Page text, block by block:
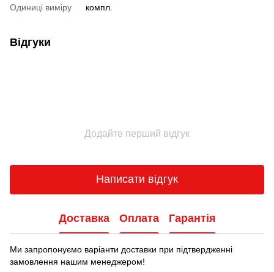
Одиниці виміру компл.
Відгуки
Додайте перший відгук
Написати відгук
Доставка Оплата Гарантія
Ми запропонуємо варіанти доставки при підтвердженні
замовлення нашим менеджером!